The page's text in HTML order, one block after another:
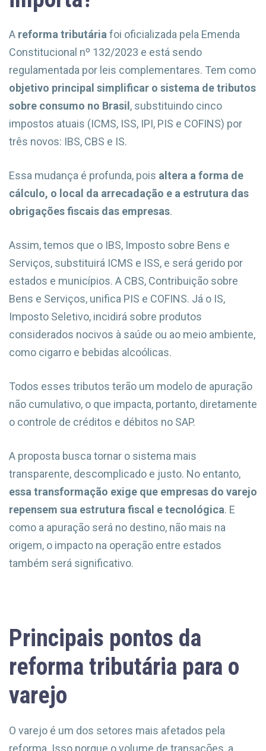
A reforma tributária foi oficializada pela Emenda
Constitucional nº 132/2023 e está sendo
regulamentada por leis complementares. Tem como
objetivo principal simplificar o sistema de tributos
sobre consumo no Brasil, substituindo cinco
impostos atuais (ICMS, ISS, IPI, PIS e COFINS) por
três novos: IBS, CBS e IS.
Essa mudança é profunda, pois altera a forma de
cálculo, o local da arrecadação e a estrutura das
obrigações fiscais das empresas.
Assim, temos que o IBS, Imposto sobre Bens e
Serviços, substituirá ICMS e ISS, e será gerido por
estados e municípios. A CBS, Contribuição sobre
Bens e Serviços, unifica PIS e COFINS. Já o IS,
Imposto Seletivo, incidirá sobre produtos
considerados nocivos à saúde ou ao meio ambiente,
como cigarro e bebidas alcoólicas.
Todos esses tributos terão um modelo de apuração
não cumulativo, o que impacta, portanto, diretamente
o controle de créditos e débitos no SAP.
A proposta busca tornar o sistema mais
transparente, descomplicado e justo. No entanto,
essa transformação exige que empresas do varejo
repensem sua estrutura fiscal e tecnológica. E
como a apuração será no destino, não mais na
origem, o impacto na operação entre estados
também será significativo.
Principais pontos da
reforma tributária para o
varejo
O varejo é um dos setores mais afetados pela
reforma. Isso porque o volume de transações, a